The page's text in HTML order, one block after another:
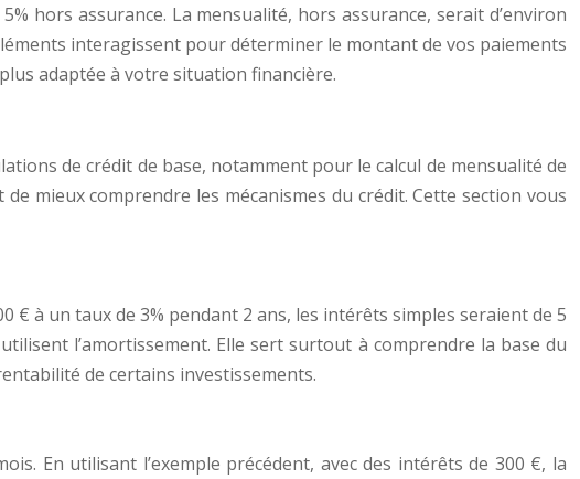
hors assurance. La mensualité, hors assurance, serait d’environ
interagissent pour déterminer le montant de vos paiements
adaptée à votre situation financière.
de crédit de base, notamment pour le calcul de mensualité de
mieux comprendre les mécanismes du crédit. Cette section vous
à un taux de 3% pendant 2 ans, les intérêts simples seraient de 5
l’amortissement. Elle sert surtout à comprendre la base du
de certains investissements.
En utilisant l’exemple précédent, avec des intérêts de 300 €, la